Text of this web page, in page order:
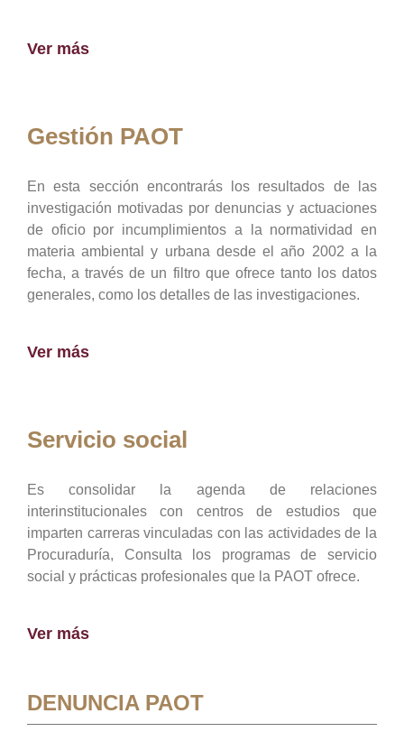
Ver más
Gestión PAOT
En esta sección encontrarás los resultados de las
investigación motivadas por denuncias y actuaciones
de oficio por incumplimientos a la normatividad en
materia ambiental y urbana desde el año 2002 a la
fecha, a través de un filtro que ofrece tanto los datos
generales, como los detalles de las investigaciones.
Ver más
Servicio social
Es consolidar la agenda de relaciones
interinstitucionales con centros de estudios que
imparten carreras vinculadas con las actividades de la
Procuraduría, Consulta los programas de servicio
social y prácticas profesionales que la PAOT ofrece.
Ver más
DENUNCIA PAOT